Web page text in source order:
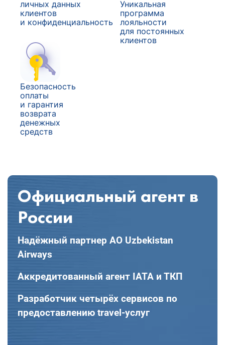
личных данных
клиентов
и конфиденциальность
Безопасность
оплаты
и гарантия
возврата
денежных
средств
Уникальная
программа
лояльности
для постоянных
клиентов
Официальный агент в
России
Надёжный партнер АО Uzbekistan
Airways
Аккредитованный агент IATA и ТКП
Разработчик четырёх сервисов по
предоставлению travel-услуг